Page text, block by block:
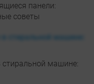
панели:
советы
машине: